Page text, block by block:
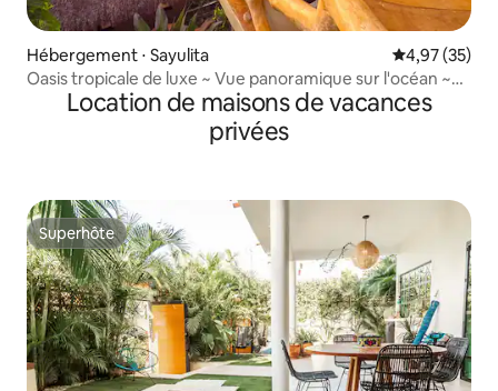
Hébergement ⋅ Sayulita Évaluation
4,97 (35)
Oasis tropicale de luxe ~ Vue panoramique sur l'océan ~
Piscine chauffée
Location de maisons de vacances
privées
Superhôte
Superhôte